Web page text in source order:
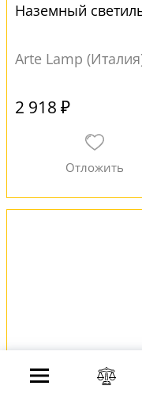
Наземный
Arte Lamp
2 918 ₽